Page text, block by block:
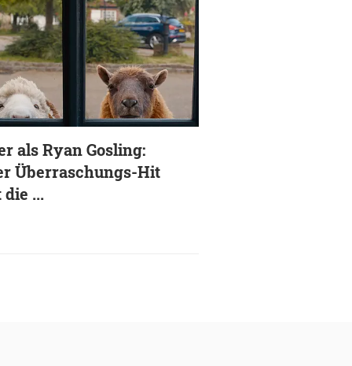
als Ryan Gosling:
Überraschungs-Hit
...